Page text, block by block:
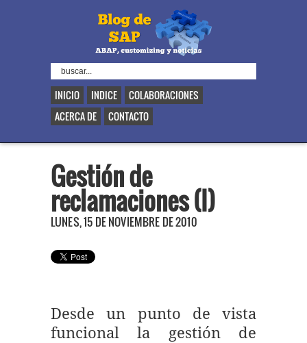
INICIO INDICE
COLABORACIONES
ACERCA DE
CONTACTO
Gestión de
reclamaciones (I)
LUNES, 15 DE NOVIEMBRE DE 2010
Desde un punto de vista
funcional la gestión de